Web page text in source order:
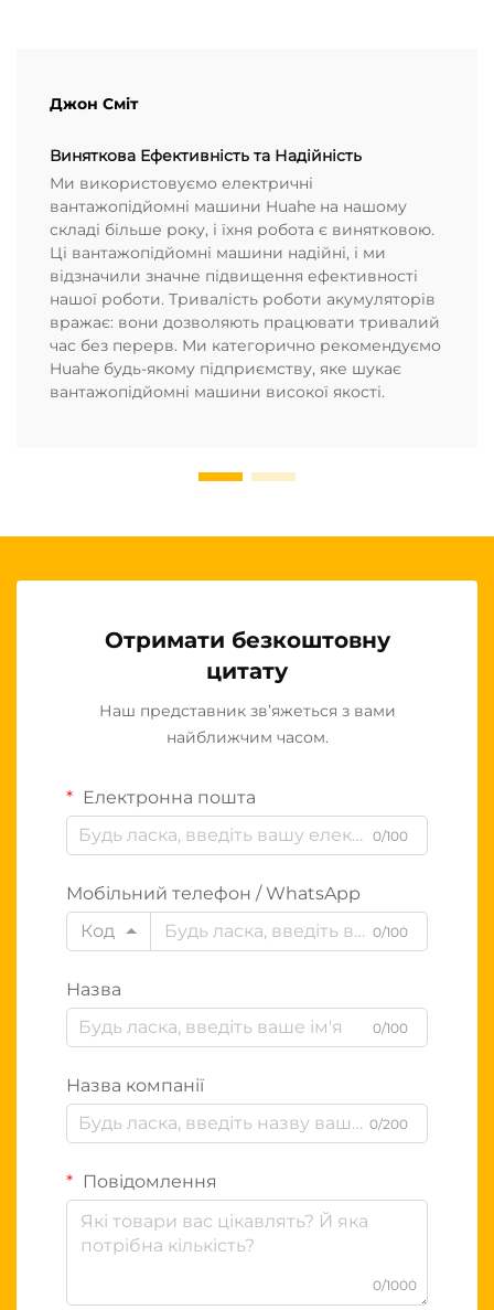
Джон Сміт
Виняткова Ефективність та Надійність
Ми використовуємо електричні
вантажопідйомні машини Huahe на нашому
складі більше року, і їхня робота є винятковою.
Ці вантажопідйомні машини надійні, і ми
відзначили значне підвищення ефективності
нашої роботи. Тривалість роботи акумуляторів
вражає: вони дозволяють працювати тривалий
час без перерв. Ми категорично рекомендуємо
Huahe будь-якому підприємству, яке шукає
вантажопідйомні машини високої якості.
Отримати безкоштовну
цитату
Наш представник зв’яжеться з вами
найближчим часом.
Електронна пошта
0/100
Мобільний телефон / WhatsApp
Код
0/100
Назва
0/100
Назва компанії
0/200
Повідомлення
0/1000